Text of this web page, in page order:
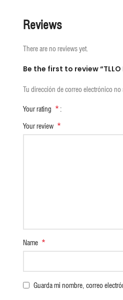
Reviews
There are no reviews yet.
Be the first to review “TLLO
Tu dirección de correo electrónico no
Your rating *
Your review *
Name *
Guarda mi nombre, correo